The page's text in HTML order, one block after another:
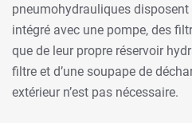
pneumohydrauliques disposent
intégré avec une pompe, des
que de leur propre réservoir
filtre et d’une soupape de
extérieur n’est pas nécessaire.